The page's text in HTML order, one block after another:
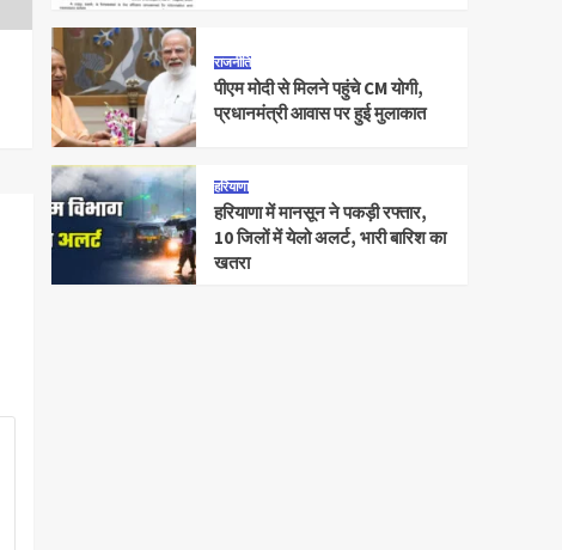
राजनीति
पीएम मोदी से मिलने पहुंचे CM योगी,
प्रधानमंत्री आवास पर हुई मुलाकात
हरियाणा
हरियाणा में मानसून ने पकड़ी रफ्तार,
10 जिलों में येलो अलर्ट, भारी बारिश का
खतरा